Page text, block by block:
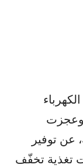
5 سنوات. وعجزت
عن توفير
تغذية تخفّف